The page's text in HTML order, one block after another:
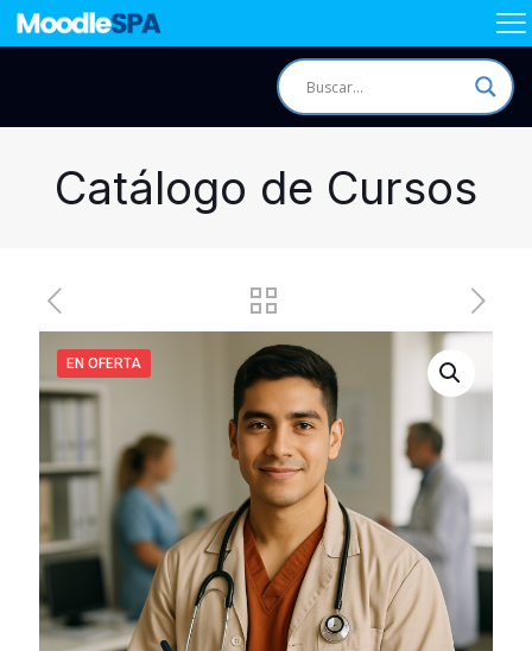
Catálogo de Cursos
EN OFERTA